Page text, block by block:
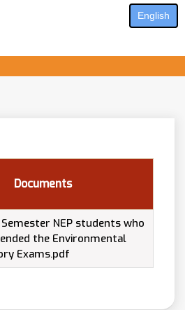
English
Documents
NEP students who
the Environmental
Theory Exams.pdf